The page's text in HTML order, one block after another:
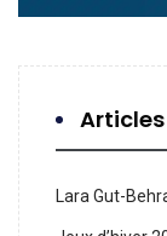
Lara Gut-